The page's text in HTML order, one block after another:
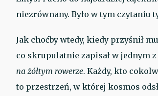
niezrównany. Było w tym czytaniu
Jak choćby wtedy, kiedy przyśnił
co skrupulatnie zapisał w jednym
na żółtym rowerze. Każdy, kto
to przestrzeń, w której kosmos